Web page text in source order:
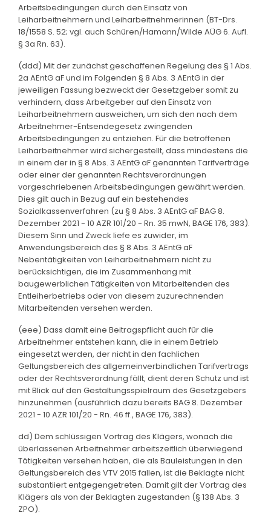
Arbeitsbedingungen durch den Einsatz von
Leiharbeitnehmern und Leiharbeitnehmerinnen (BT-Drs.
18/1558 S. 52; vgl. auch Schüren/Hamann/Wilde AÜG 6. Aufl.
§ 3a Rn. 63).
(ddd) Mit der zunächst geschaffenen Regelung des § 1 Abs.
2a AEntG aF und im Folgenden § 8 Abs. 3 AEntG in der
jeweiligen Fassung bezweckt der Gesetzgeber somit zu
verhindern, dass Arbeitgeber auf den Einsatz von
Leiharbeitnehmern ausweichen, um sich den nach dem
Arbeitnehmer-Entsendegesetz zwingenden
Arbeitsbedingungen zu entziehen. Für die betroffenen
Leiharbeitnehmer wird sichergestellt, dass mindestens die
in einem der in § 8 Abs. 3 AEntG aF genannten Tarifverträge
oder einer der genannten Rechtsverordnungen
vorgeschriebenen Arbeitsbedingungen gewährt werden.
Dies gilt auch in Bezug auf ein bestehendes
Sozialkassenverfahren (zu § 8 Abs. 3 AEntG aF BAG 8.
Dezember 2021 - 10 AZR 101/20 - Rn. 35 mwN, BAGE 176, 383).
Diesem Sinn und Zweck liefe es zuwider, im
Anwendungsbereich des § 8 Abs. 3 AEntG aF
Nebentätigkeiten von Leiharbeitnehmern nicht zu
berücksichtigen, die im Zusammenhang mit
baugewerblichen Tätigkeiten von Mitarbeitenden des
Entleiherbetriebs oder von diesem zuzurechnenden
Mitarbeitenden versehen werden.
(eee) Dass damit eine Beitragspflicht auch für die
Arbeitnehmer entstehen kann, die in einem Betrieb
eingesetzt werden, der nicht in den fachlichen
Geltungsbereich des allgemeinverbindlichen Tarifvertrags
oder der Rechtsverordnung fällt, dient deren Schutz und ist
mit Blick auf den Gestaltungsspielraum des Gesetzgebers
hinzunehmen (ausführlich dazu bereits BAG 8. Dezember
2021 - 10 AZR 101/20 - Rn. 46 ff., BAGE 176, 383).
dd) Dem schlüssigen Vortrag des Klägers, wonach die
überlassenen Arbeitnehmer arbeitszeitlich überwiegend
Tätigkeiten versehen haben, die als Bauleistungen in den
Geltungsbereich des VTV 2015 fallen, ist die Beklagte nicht
substantiiert entgegengetreten. Damit gilt der Vortrag des
Klägers als von der Beklagten zugestanden (§ 138 Abs. 3
ZPO).